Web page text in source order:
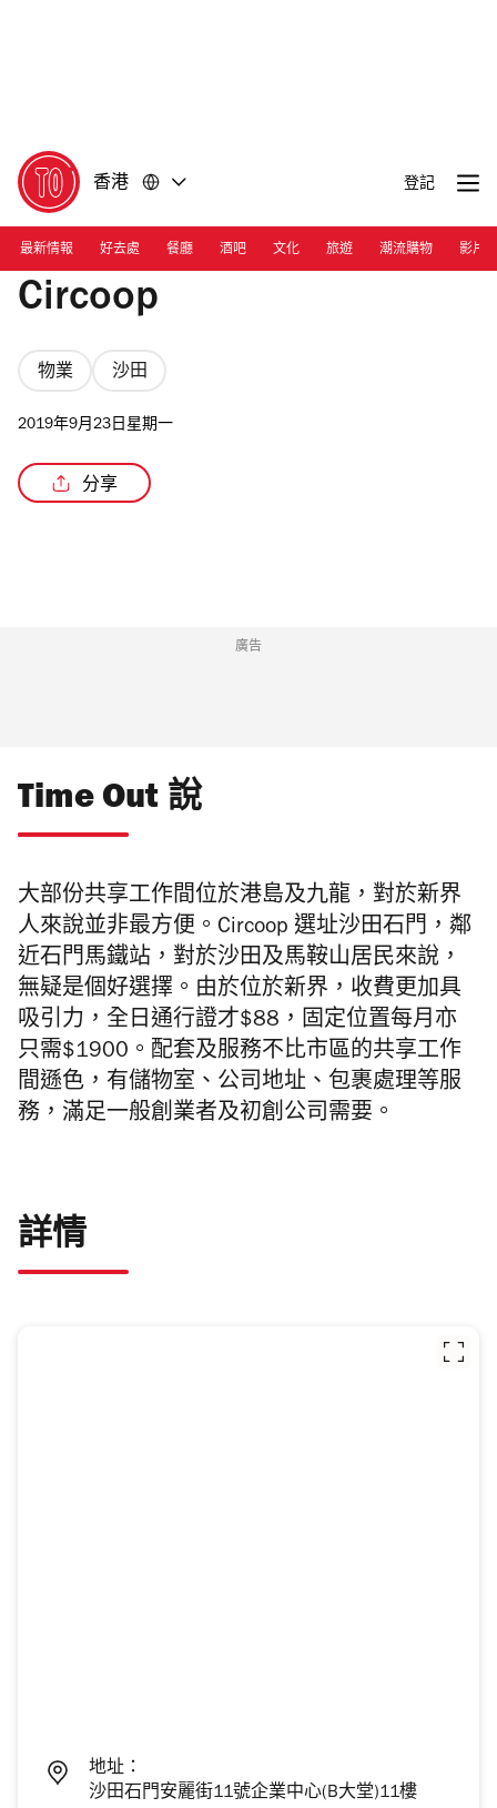
香港 登記
最新情報 好去處 餐廳 酒吧 文化 旅遊 潮流購物 影片
Circoop
物業 沙田
2019年9月23日星期一
分享
廣告
Time Out 說
大部份共享工作間位於港島及九龍，對於新界
人來說並非最方便。Circoop 選址沙田石門 ，鄰
近石門馬鐵站，對於沙田及馬鞍山居民來說，
無疑是個好選擇。由於位於新界，收費更加具
吸引力，全日通行證才$88，固定位置每月亦
只需$1900。配套及服務不比市區的共享工作
間遜色，有儲物室、公司地址、包裹處理等服
務，滿足一般創業者及初創公司需要。
詳情
地址：
沙田石門安麗街11號企業中心(B大堂)11樓